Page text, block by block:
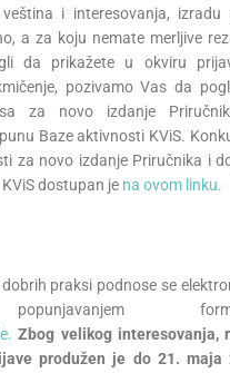
veština i interesovanja, izradu
a za koju nemate merljive
da prikažete u okviru
pozivamo Vas da
za novo izdanje
Baze aktivnosti KViS.
za novo izdanje Priručnika i
dostupan je na ovom linku.
praksi podnose se
Zbog velikog interesovanja,
produžen je do 21. maja